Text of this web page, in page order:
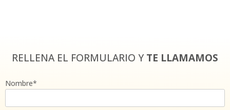
RELLENA EL FORMULARIO YTE LLAMAMOS
Nombre*